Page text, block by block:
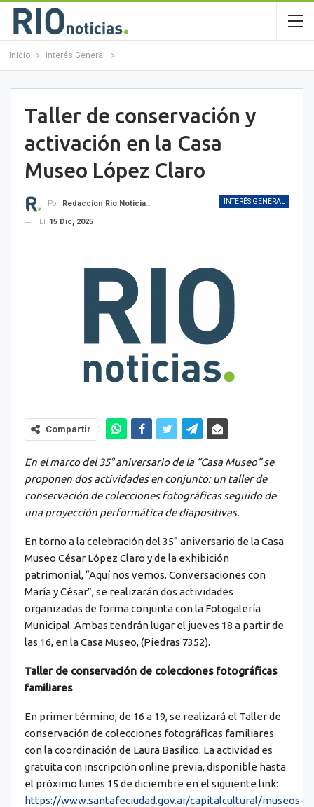
Inicio Interés General
Taller de conservación y
activación en la Casa
Museo López Claro
INTERÉS GENERAL
Por Redaccion Rio Noticias OK
El
15 Dic, 2025
Compartir
En el marco del 35° aniversario de la “Casa Museo” se
proponen dos actividades en conjunto: un taller de
conservación de colecciones fotográficas seguido de
una proyección performática de diapositivas.
En torno a la celebración del 35° aniversario de la Casa
Museo César López Claro y de la exhibición
patrimonial, “Aquí nos vemos. Conversaciones con
María y César”, se realizarán dos actividades
organizadas de forma conjunta con la Fotogalería
Municipal. Ambas tendrán lugar el jueves 18 a partir de
las 16, en la Casa Museo, (Piedras 7352).
Taller de conservación de colecciones fotográficas
familiares
En primer término, de 16 a 19, se realizará el Taller de
conservación de colecciones fotográficas familiares
con la coordinación de Laura Basílico. La actividad es
gratuita con inscripción online previa, disponible hasta
el próximo lunes 15 de diciembre en el siguiente link:
https://www.santafeciudad.gov.ar/capitalcultural/museos-